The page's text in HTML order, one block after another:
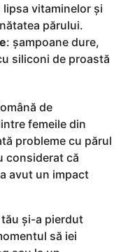
lipsa vitaminelor și
părului.
: șampoane dure,
siliconi de proastă
de
femeile din
probleme cu părul
considerat că
avut un impact
și-a pierdut
să iei